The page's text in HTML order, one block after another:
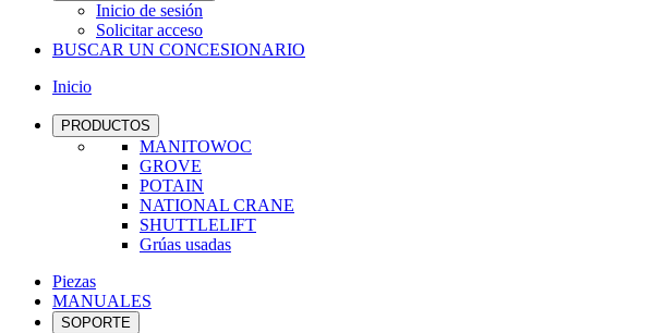
Inicio de sesión
Solicitar acceso
BUSCAR UN CONCESIONARIO
Inicio
PRODUCTOS
MANITOWOC
GROVE
POTAIN
NATIONAL CRANE
SHUTTLELIFT
Grúas usadas
Piezas
MANUALES
SOPORTE